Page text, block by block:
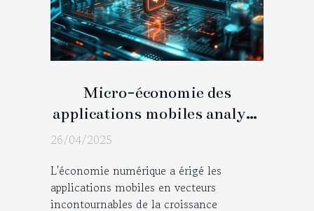
Micro-économie des
applications mobiles analyse
des modèles de revenus
26/04/2025
L'économie numérique a érigé les
applications mobiles en vecteurs
incontournables de la croissance